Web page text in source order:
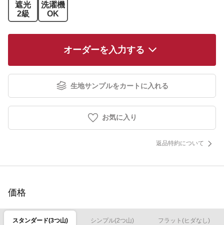
遮光
2級
洗濯機
OK
オーダーを入力する
生地サンプルをカートに入れる
お気に入り
返品特約について
価格
スタンダード(3つ山) シンプル(2つ山) フラット(ヒダなし)